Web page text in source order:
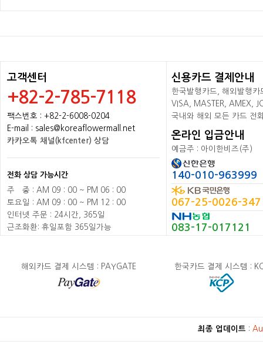
고객센터
+82-2-785-7118
팩스번호 : +82-2-6008-0204
E-mail : sales@koreaflowermall.net
카카오톡 채널(kfcenter) 상담
전화 상담 가능시간
주
중 : AM 09 : 00 ~ PM 06 : 00
토요일 : AM 09 : 00 ~ PM 12 : 00
인터넷 주문 : 24시간, 365일
근조화환: 휴일포함 365일가능
신용카드 결제안내
한국발행카드, 해외발행
VISA, MASTER, AMEX,
국내와 해외 모든 카드 전
온라인 입금안내
예금주 : 아이한비즈(주)
140-010-963999
067-25-0026-347
083-17-017121
해외카드 결제 시스템 : PAYGATE 한국카드 결제 시스템 :
최종 업데이트 :